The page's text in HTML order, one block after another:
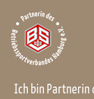
Ich bin Partnerin